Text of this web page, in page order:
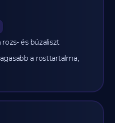
és búzaliszt
a rosttartalma,